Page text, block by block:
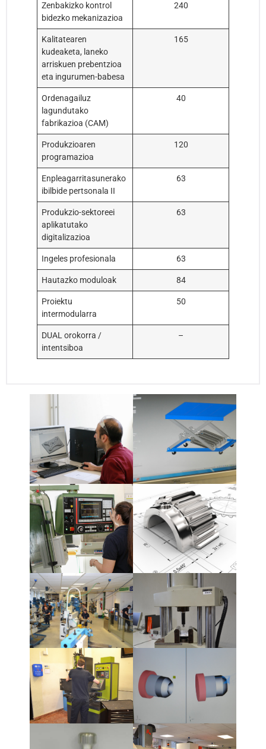
Zenbakizko kontrol
bidezko mekanizazioa
240
Kalitatearen
kudeaketa, laneko
arriskuen prebentzioa
eta ingurumen-babesa
165
Ordenagailuz
lagundutako
fabrikazioa (CAM)
40
Produkzioaren
programazioa
120
Enpleagarritasunerako
ibilbide pertsonala II
63
Produkzio-sektoreei
aplikatutako
digitalizazioa
63
Ingeles profesionala 63
Hautazko moduloak 84
Proiektu
intermodularra
50
DUAL orokorra /
intentsiboa
–